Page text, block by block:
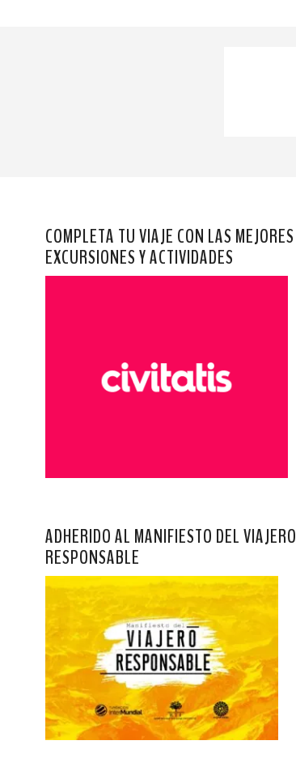
COMPLETA TU VIAJE CON LAS MEJORES
EXCURSIONES Y ACTIVIDADES
ADHERIDO AL MANIFIESTO DEL VIAJERO
RESPONSABLE